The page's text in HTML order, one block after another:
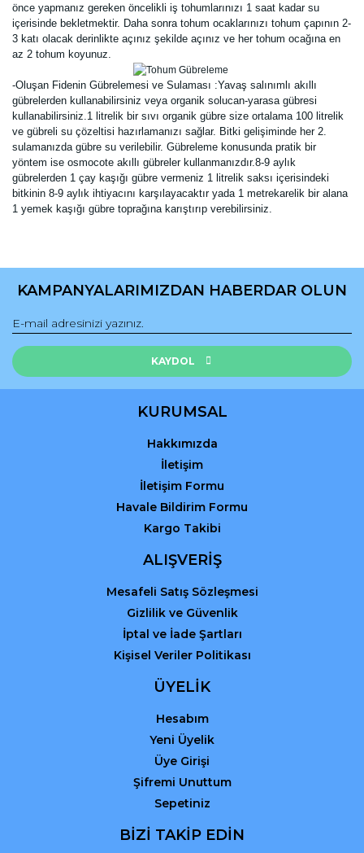
önce yapmanız gereken öncelikli iş tohumlarınızı 1 saat kadar su
içerisinde bekletmektir. Daha sonra tohum ocaklarınızı tohum çapının 2-
3 katı olacak derinlikte açınız şekilde açınız ve her tohum ocağına en
az 2 tohum koyunuz.
-Oluşan Fidenin Gübrelemesi ve Sulaması :Yavaş salınımlı akıllı
gübrelerden kullanabilirsiniz veya organik solucan-yarasa gübresi
kullanabilirsiniz.1 litrelik bir sıvı organik gübre size ortalama 100 litrelik
ve gübreli su çözeltisi hazırlamanızı sağlar. Bitki gelişiminde her 2.
sulamanızda gübre su verilebilir. Gübreleme konusunda pratik bir
yöntem ise osmocote akıllı gübreler kullanmanızdır.8-9 aylık
gübrelerden 1 çay kaşığı gübre vermeniz 1 litrelik saksı içerisindeki
bitkinin 8-9 aylık ihtiyacını karşılayacaktır yada 1 metrekarelik bir alana
1 yemek kaşığı gübre toprağına karıştırıp verebilirsiniz.
konularda yetersiz gördüğünüz noktaları öneri formunu
Görüş ve önerileriniz için teşekkür ederiz.
Ürün resmi kalitesiz, bozuk veya görüntülenemiyor.
Ürün açıklamasında eksik bilgiler bulunuyor.
Ürün fiyatı diğer sitelerden daha pahalı.
Gönder
KAMPANYALARIMIZDAN HABERDAR OLUN
KAYDOL
KURUMSAL
Hakkımızda
İletişim
İletişim Formu
Havale Bildirim Formu
Kargo Takibi
ALIŞVERİŞ
Mesafeli Satış Sözleşmesi
Gizlilik ve Güvenlik
İptal ve İade Şartları
Kişisel Veriler Politikası
ÜYELİK
Hesabım
Yeni Üyelik
Üye Girişi
Şifremi Unuttum
Sepetiniz
BİZİ TAKİP EDİN